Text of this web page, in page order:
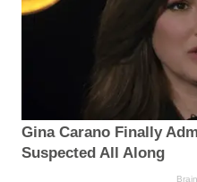
Gina Carano Finally
Suspected All Along